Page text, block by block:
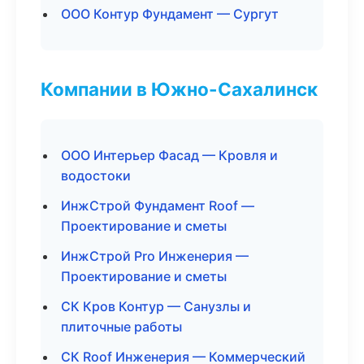
ООО Контур Фундамент — Сургут
Компании в Южно-Сахалинск
ООО Интерьер Фасад — Кровля и
водостоки
ИнжСтрой Фундамент Roof —
Проектирование и сметы
ИнжСтрой Pro Инженерия —
Проектирование и сметы
СК Кров Контур — Санузлы и
плиточные работы
СК Roof Инженерия — Коммерческий